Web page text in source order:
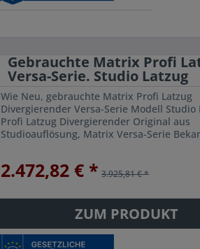
Gebrauchte Matrix Profi
Versa-Serie. Studio Latzug
Wie Neu, gebrauchte Matrix Profi Latzug
Divergierender Versa-Serie Modell Studio
Profi Latzug Divergierender Original aus
Studioauflösung, Matrix Versa-Serie
2.472,82 € * 3.925,81 € *
ZUM PRODUKT